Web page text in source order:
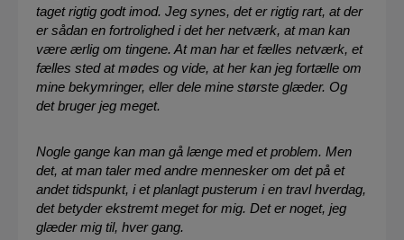
taget rigtig godt imod. Jeg synes, det er rigtig rart, at der
er sådan en fortrolighed i det her netværk, at man kan
være ærlig om tingene. At man har et fælles netværk, et
fælles sted at mødes og vide, at her kan jeg fortælle om
mine bekymringer, eller dele mine største glæder. Og
det bruger jeg meget.
Nogle gange kan man gå længe med et problem. Men
det, at man taler med andre mennesker om det på et
andet tidspunkt, i et planlagt pusterum i en travl hverdag,
det betyder ekstremt meget for mig. Det er noget, jeg
glæder mig til, hver gang.